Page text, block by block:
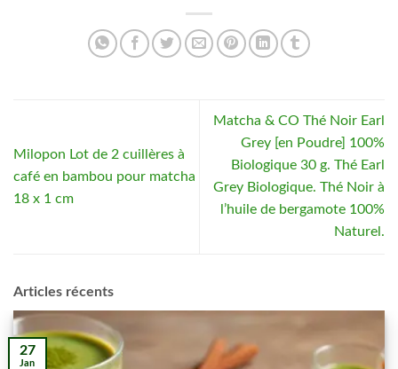
Milopon Lot de 2 cuillères à
café en bambou pour matcha
18 x 1 cm
Matcha & CO Thé Noir Earl
Grey [en Poudre] 100%
Biologique 30 g. Thé Earl
Grey Biologique. Thé Noir à
l’huile de bergamote 100%
Naturel.
Articles récents
27
Jan